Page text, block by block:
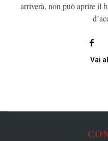
arriverà, non può aprire il
Vai